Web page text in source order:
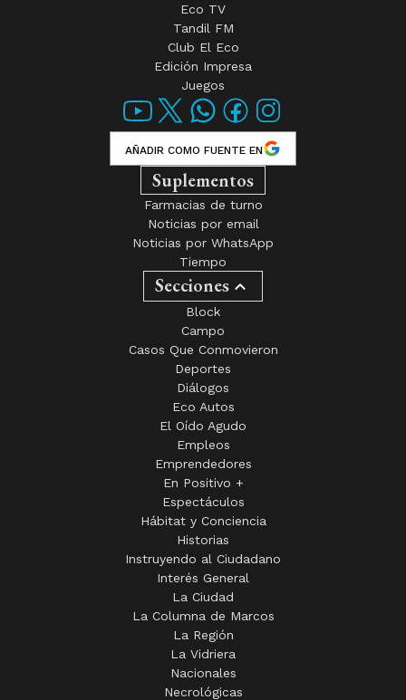
Eco TV
Tandil FM
Club El Eco
Edición Impresa
Juegos
AÑADIR COMO FUENTE EN
Suplementos
Farmacias de turno
Noticias por email
Noticias por WhatsApp
Tiempo
Secciones
Block
Campo
Casos Que Conmovieron
Deportes
Diálogos
Eco Autos
El Oído Agudo
Empleos
Emprendedores
En Positivo +
Espectáculos
Hábitat y Conciencia
Historias
Instruyendo al Ciudadano
Interés General
La Ciudad
La Columna de Marcos
La Región
La Vidriera
Nacionales
Necrológicas